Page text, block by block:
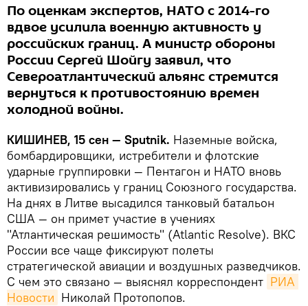
По оценкам экспертов, НАТО с 2014-го
вдвое усилила военную активность у
российских границ. А министр обороны
России Сергей Шойгу заявил, что
Североатлантический альянс стремится
вернуться к противостоянию времен
холодной войны.
КИШИНЕВ, 15 сен — Sputnik. Наземные войска,
бомбардировщики, истребители и флотские
ударные группировки — Пентагон и НАТО вновь
активизировались у границ Союзного государства.
На днях в Литве высадился танковый батальон
США — он примет участие в учениях
"Атлантическая решимость" (Atlantic Resolve). ВКС
России все чаще фиксируют полеты
стратегической авиации и воздушных разведчиков.
С чем это связано — выяснял корреспондент РИА
Новости Николай Протопопов.